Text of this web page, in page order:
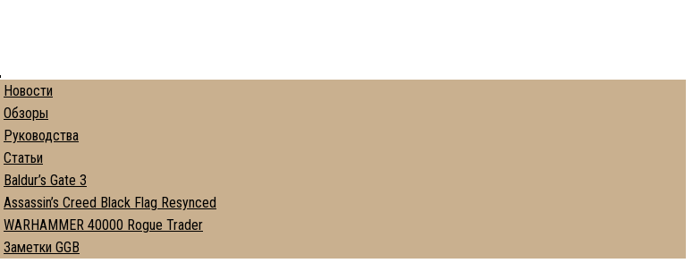
Новости
Обзоры
Руководства
Статьи
Baldur’s Gate 3
Assassin’s Creed Black Flag Resynced
WARHAMMER 40000 Rogue Trader
Заметки GGB